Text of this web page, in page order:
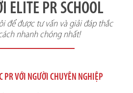
ELITE PR SCHOOL
để được tư vấn và giải đáp thắc
nhanh chóng nhất!
PR VỚI NGƯỜI CHUYÊN NGHIỆP